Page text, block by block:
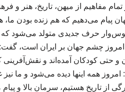
مفاهیم از میهن، تاریخ، هنر و
پیام می‌دهیم که هم زنده بودن
حرف جدیدی متولد می‌شود که
امروز چشم جهان بر ایران است، گفت:
حتی کودکان آمده‌اند و نقش‌آفرینی
همه اینها دیده می‌شود و ما
تاریخ هستیم، سرمان بالا و